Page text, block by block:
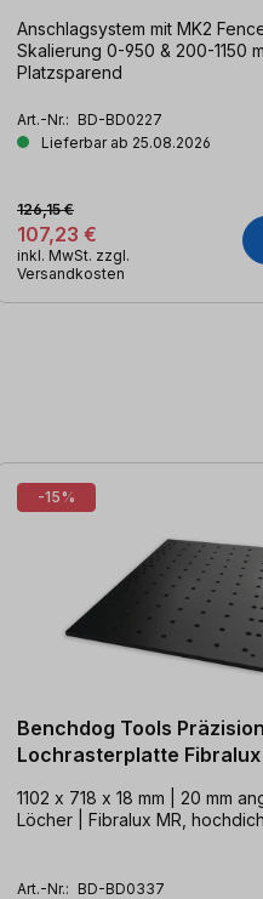
Anschlagsystem mit MK2
Skalierung 0-950 & 200-1150
Platzsparend
Art.-Nr.: BD-BD0227
Lieferbar ab 25.08.2026
107,23 €
126,15 €
inkl. MwSt. zzgl.
Versandkosten
-15%
Benchdog Tools
Lochrasterplatte Fibralux
1102 x 718 x 18 mm | 20 mm
Löcher | Fibralux MR,
Art.-Nr.: BD-BD0337